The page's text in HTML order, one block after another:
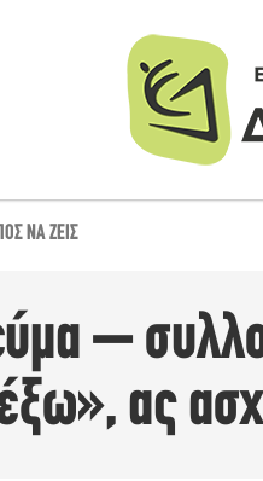
ΝΑ ΖΕΙΣ
–
ας